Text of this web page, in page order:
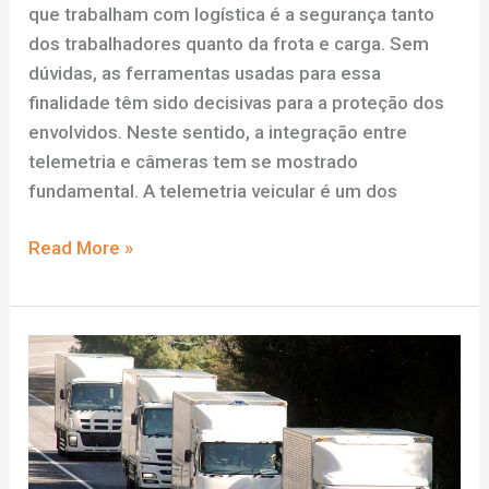
que trabalham com logística é a segurança tanto
dos trabalhadores quanto da frota e carga. Sem
dúvidas, as ferramentas usadas para essa
finalidade têm sido decisivas para a proteção dos
envolvidos. Neste sentido, a integração entre
telemetria e câmeras tem se mostrado
fundamental. A telemetria veicular é um dos
Integração
telemetria
e
câmeras:
10
motivos
para
investir
Read More »